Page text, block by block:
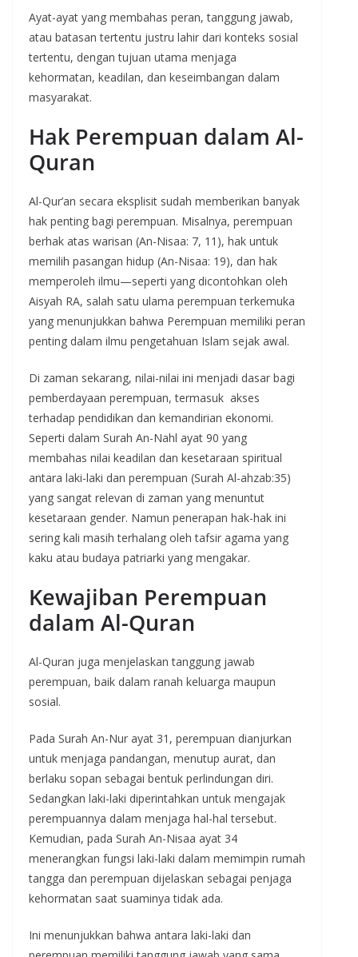
Ayat-ayat yang membahas peran, tanggung jawab,
atau batasan tertentu justru lahir dari konteks sosial
tertentu, dengan tujuan utama menjaga
kehormatan, keadilan, dan keseimbangan dalam
masyarakat.
Hak Perempuan dalam Al-
Quran
Al-Qur’an secara eksplisit sudah memberikan banyak
hak penting bagi perempuan. Misalnya, perempuan
berhak atas warisan (An-Nisaa: 7, 11), hak untuk
memilih pasangan hidup (An-Nisaa: 19), dan hak
memperoleh ilmu—seperti yang dicontohkan oleh
Aisyah RA, salah satu ulama perempuan terkemuka
yang menunjukkan bahwa Perempuan memiliki peran
penting dalam ilmu pengetahuan Islam sejak awal.
Di zaman sekarang, nilai-nilai ini menjadi dasar bagi
pemberdayaan perempuan, termasuk akses
terhadap pendidikan dan kemandirian ekonomi.
Seperti dalam Surah An-Nahl ayat 90 yang
membahas nilai keadilan dan kesetaraan spiritual
antara laki-laki dan perempuan (Surah Al-ahzab:35)
yang sangat relevan di zaman yang menuntut
kesetaraan gender. Namun penerapan hak-hak ini
sering kali masih terhalang oleh tafsir agama yang
kaku atau budaya patriarki yang mengakar.
Kewajiban Perempuan
dalam Al-Quran
Al-Quran juga menjelaskan tanggung jawab
perempuan, baik dalam ranah keluarga maupun
sosial.
Pada Surah An-Nur ayat 31, perempuan dianjurkan
untuk menjaga pandangan, menutup aurat, dan
berlaku sopan sebagai bentuk perlindungan diri.
Sedangkan laki-laki diperintahkan untuk mengajak
perempuannya dalam menjaga hal-hal tersebut.
Kemudian, pada Surah An-Nisaa ayat 34
menerangkan fungsi laki-laki dalam memimpin rumah
tangga dan perempuan dijelaskan sebagai penjaga
kehormatan saat suaminya tidak ada.
Ini menunjukkan bahwa antara laki-laki dan